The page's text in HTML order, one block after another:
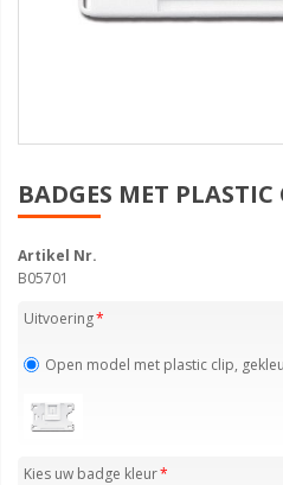
BADGES MET
Artikel Nr.
B05701
Uitvoering
Open model met plastic clip,
Kies uw badge kleur